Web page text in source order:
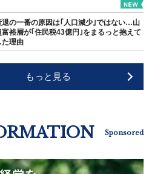
退の一番の原因は｢人口減少｣ではない…山
富裕層が｢住民税43億円｣をまるっと抱えて
た理由
もっと見る
Sponsored